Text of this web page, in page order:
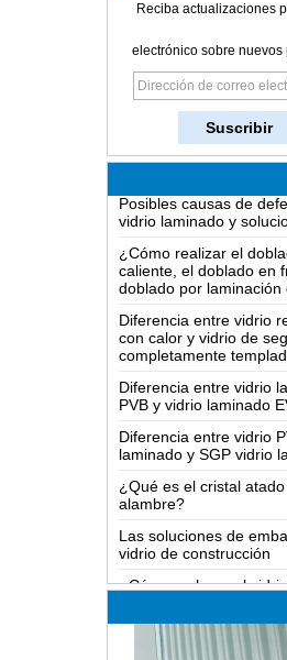
Reciba actualizaciones
electrónico sobre nuevos
¿Cómo funciona un
vías?
vidrio LOW-E
Posibles causas de
¿Cómo realizar el
caliente, el doblado en
doblado por laminación
Diferencia entre vidrio
con calor y vidrio de
completamente
Diferencia entre vidrio
PVB y vidrio laminado
Diferencia entre vidrio
laminado y SGP vidrio
¿Qué es el cristal
Las soluciones de
¿Cómo se hace el vidrio?
¿Cómo funciona un
El conocimiento más
vidrio LOW-E